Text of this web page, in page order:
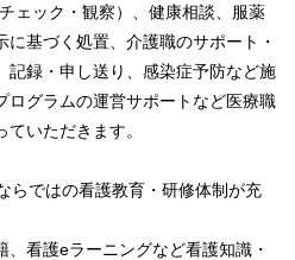
ェック・観察）、健康相談、服薬
基づく処置、介護職のサポート・
記録・申し送り、感染症予防など施
ログラムの運営サポートなど医療職
いただきます。
らではの看護教育・研修体制が充
看護eラーニングなど看護知識・